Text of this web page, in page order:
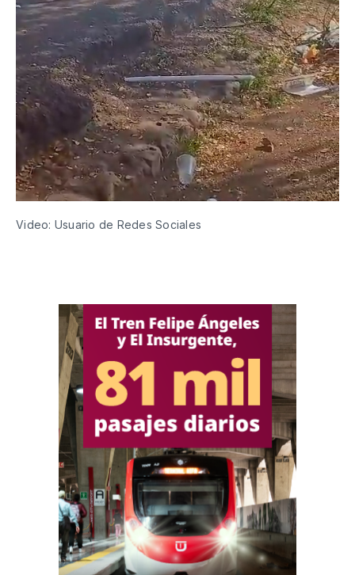
Video: Usuario de Redes Sociales